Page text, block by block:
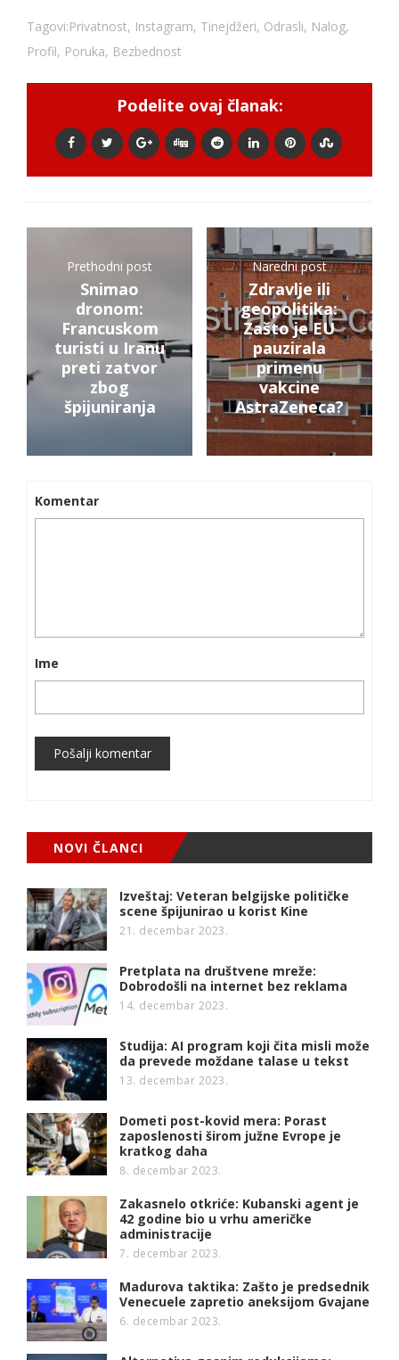
Tagovi:Privatnost, Instagram, Tinejdžeri, Odrasli, Nalog,
Profil, Poruka, Bezbednost
Podelite ovaj članak:
Prethodni post
Snimao
dronom:
Francuskom
turisti u Iranu
preti zatvor
zbog
špijuniranja
Naredni post
Zdravlje ili
geopolitika:
Zašto je EU
pauzirala
primenu
vakcine
AstraZeneca?
Komentar
Ime
Pošalji komentar
NOVI ČLANCI
Izveštaj: Veteran belgijske političke
scene špijunirao u korist Kine
21. decembar 2023.
Pretplata na društvene mreže:
Dobrodošli na internet bez reklama
14. decembar 2023.
Studija: AI program koji čita misli može
da prevede moždane talase u tekst
13. decembar 2023.
Dometi post-kovid mera: Porast
zaposlenosti širom južne Evrope je
kratkog daha
8. decembar 2023.
Zakasnelo otkriće: Kubanski agent je
42 godine bio u vrhu američke
administracije
7. decembar 2023.
Madurova taktika: Zašto je predsednik
Venecuele zapretio aneksijom Gvajane
6. decembar 2023.